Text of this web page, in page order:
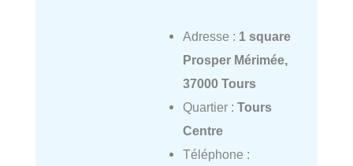
Adresse : 1 square
Prosper Mérimée,
37000 Tours
Quartier : Tours
Centre
Téléphone :